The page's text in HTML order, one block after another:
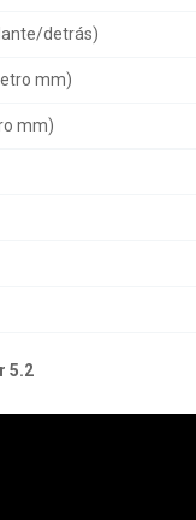
detrás)
mm)
mm)
5.2